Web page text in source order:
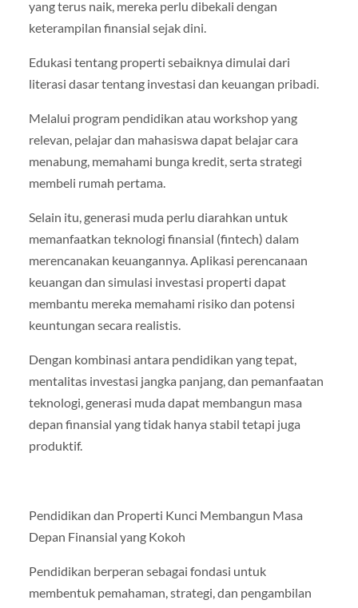
yang terus naik, mereka perlu dibekali dengan
keterampilan finansial sejak dini.
Edukasi tentang properti sebaiknya dimulai dari
literasi dasar tentang investasi dan keuangan pribadi.
Melalui program pendidikan atau workshop yang
relevan, pelajar dan mahasiswa dapat belajar cara
menabung, memahami bunga kredit, serta strategi
membeli rumah pertama.
Selain itu, generasi muda perlu diarahkan untuk
memanfaatkan teknologi finansial (fintech) dalam
merencanakan keuangannya. Aplikasi perencanaan
keuangan dan simulasi investasi properti dapat
membantu mereka memahami risiko dan potensi
keuntungan secara realistis.
Dengan kombinasi antara pendidikan yang tepat,
mentalitas investasi jangka panjang, dan pemanfaatan
teknologi, generasi muda dapat membangun masa
depan finansial yang tidak hanya stabil tetapi juga
produktif.
Pendidikan dan Properti Kunci Membangun Masa
Depan Finansial yang Kokoh
Pendidikan berperan sebagai fondasi untuk
membentuk pemahaman, strategi, dan pengambilan